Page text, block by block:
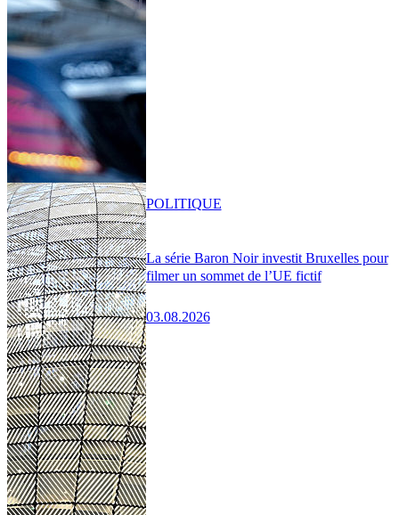
La série Baron Noir investit Bruxelles pour
filmer un sommet de l’UE fictif
03.08.2026
POLITIQUE